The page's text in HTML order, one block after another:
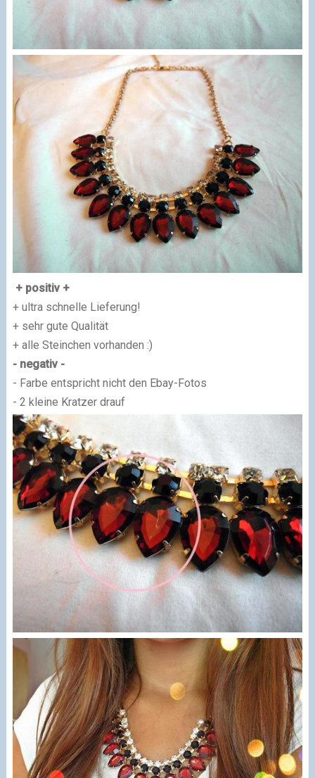
+ positiv +
+ ultra schnelle Lieferung!
+ sehr gute Qualität
+ alle Steinchen vorhanden :)
- negativ -
- Farbe entspricht nicht den Ebay-Fotos
- 2 kleine Kratzer drauf